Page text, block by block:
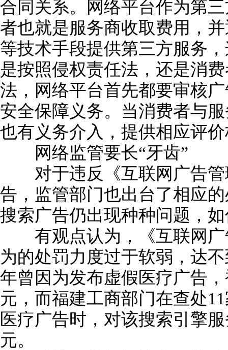
合同关系。网络平台作为第
者也就是服务商收取费用，
等技术手段提供第三方服务
是按照侵权责任法，还是消
法，网络平台首先都要审核
安全保障义务。当消费者与
也有义务介入，提供相应评
网络监管要长“牙齿”
对于违反《互联网广告管
告，监管部门也出台了相应
搜索广告仍出现种种问题，
有观点认为，《互联网广
为的处罚力度过于软弱，达
年曾因为发布虚假医疗广告
元，而福建工商部门在查处
医疗广告时，对该搜索引擎
元。